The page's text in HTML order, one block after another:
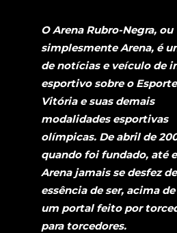
O Arena Rubro-Negra, ou
simplesmente Arena, é
de notícias e veículo de
esportivo sobre o
Vitória e suas demais
modalidades esportivas
olímpicas. De abril de
quando foi fundado, até
Arena jamais se desfez
essência de ser, acima
um portal feito por
para torcedores.